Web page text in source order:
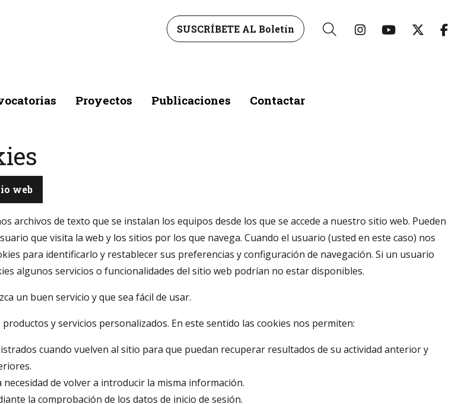
Link aLink a
SUSCRÍBETE AL Boletín
Proyectos Publicaciones Contactar
web
archivos de texto que se instalan los equipos desde los que se accede a nuestro sitio web. Pueden
que visita la web y los sitios por los que navega. Cuando el usuario (usted en este caso) nos
para identificarlo y restablecer sus preferencias y configuración de navegación. Si un usuario
algunos servicios o funcionalidades del sitio web podrían no estar disponibles.
un buen servicio y que sea fácil de usar.
y servicios personalizados. En este sentido las cookies nos permiten:
cuando vuelven al sitio para que puedan recuperar resultados de su actividad anterior y
de volver a introducir la misma información.
la comprobación de los datos de inicio de sesión.